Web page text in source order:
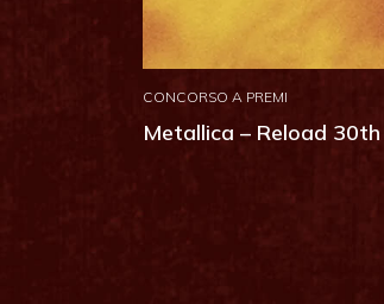
CONCORSO A PREMI
Metallica – Reload